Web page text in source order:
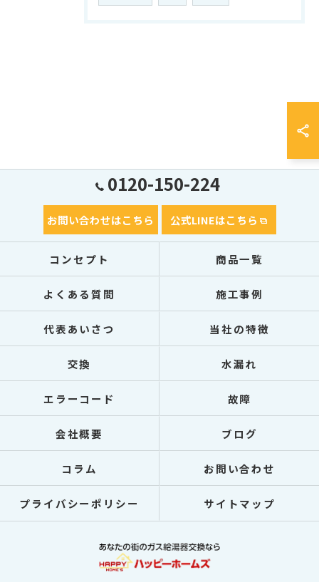
0120-150-224
お問い合わせはこちら 公式LINEはこちら
コンセプト 商品一覧
よくある質問 施工事例
代表あいさつ 当社の特徴
交換 水漏れ
エラーコード 故障
会社概要 ブログ
コラム お問い合わせ
プライバシーポリシー サイトマップ